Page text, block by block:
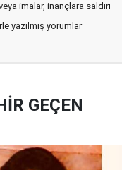
imalar, inançlara saldırı
yazılmış yorumlar
GEÇEN